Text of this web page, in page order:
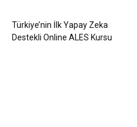
Türkiye’nin İlk Yapay Zeka
Destekli Online ALES Kursu